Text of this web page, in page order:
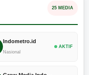
25 MEDIA
Indometro.id
Nasional
AKTIF